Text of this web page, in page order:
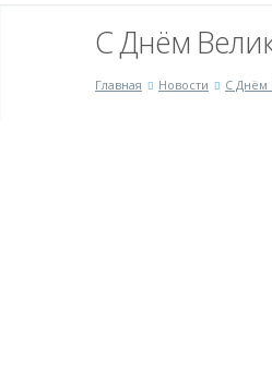
С Днём
Главная Новости С Днём